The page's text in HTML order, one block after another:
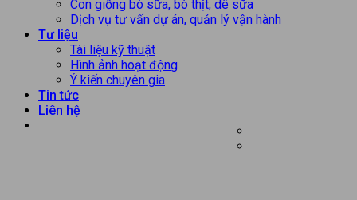
Con giống bò sữa, bò thịt, dê sữa
Dịch vụ tư vấn dự án, quản lý vận hành
Tư liệu
Tài liệu kỹ thuật
Hình ảnh hoạt động
Ý kiến chuyên gia
Tin tức
Liên hệ